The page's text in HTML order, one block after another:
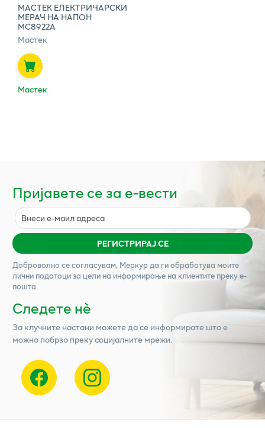
МАСТЕК ЕЛЕКТРИЧАРСКИ
МЕРАЧ НА НАПОН
МС8922А
Мастек
Мастек
Пријавете се за е-вести
РЕГИСТРИРАЈ СЕ
Доброволно се согласувам, Меркурда ги обработува моите
лични податоци за цели на информирање на клиентите преку е-
пошта.
Следете нѐ
За клучните настани можете да се информирате што е
можно побрзо преку социјалните мрежи.